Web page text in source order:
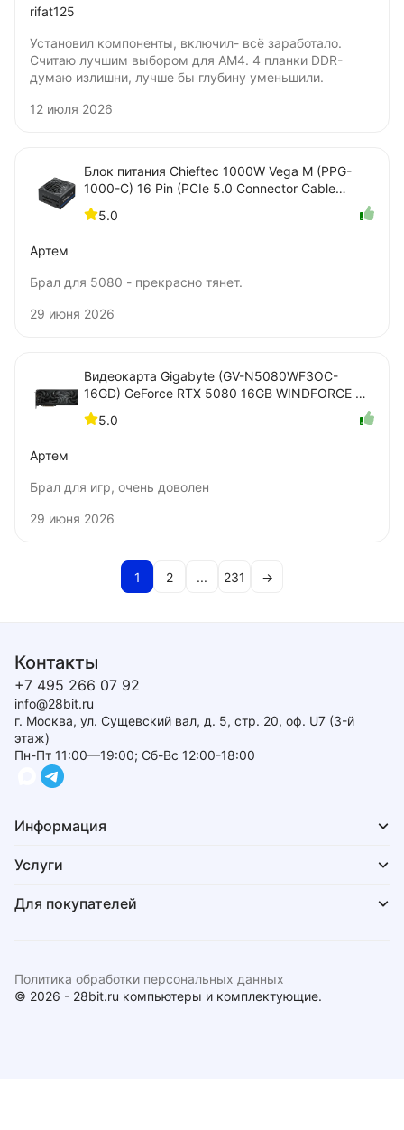
rifat125
Установил компоненты, включил- всё заработало.
Считаю лучшим выбором для AM4. 4 планки DDR-
думаю излишни, лучше бы глубину уменьшили.
12 июля 2026
Блок питания Chieftec 1000W Vega M (PPG-
1000-C) 16 Pin (PCIe 5.0 Connector Cable
Details)
5.0
Артем
Брал для 5080 - прекрасно тянет.
29 июня 2026
Видеокарта Gigabyte (GV-N5080WF3OC-
16GD) GeForce RTX 5080 16GB WINDFORCE OC
SFF
5.0
Артем
Брал для игр, очень доволен
29 июня 2026
1 2 ... 231 →
Контакты
+7 495 266 07 92
info@28bit.ru
г. Москва, ул. Сущевский вал, д. 5, стр. 20, оф. U7 (3-й
этаж)
Пн-Пт 11:00—19:00; Сб-Вс 12:00-18:00
Информация
Услуги
Для покупателей
© 2026 - 28bit.ru компьютеры и комплектующие.
Политика обработки персональных данных